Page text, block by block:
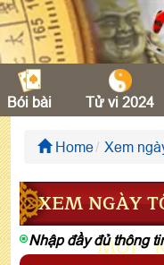
Bói bài Tử vi 2024
Home Xem
XEM NGÀY
MỚI -
Nhập đầy đủ thông